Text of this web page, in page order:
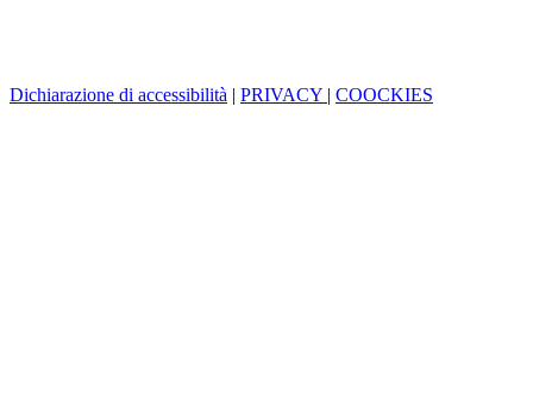
Dichiarazione di accessibilità | PRIVACY | COOCKIES